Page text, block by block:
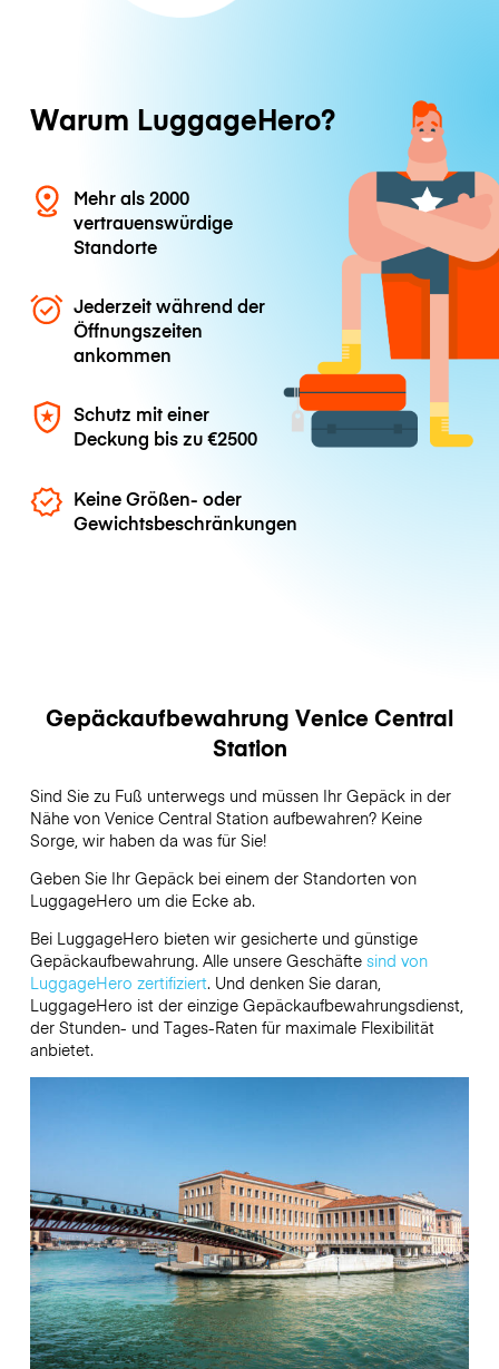
Warum LuggageHero?
Mehr als 2000
vertrauenswürdige
Standorte
Jederzeit während der
Öffnungszeiten
ankommen
Schutz mit einer
Deckung bis zu€2500
Keine Größen- oder
Gewichtsbeschränkungen
Gepäckaufbewahrung Venice Central
Station
Sind Sie zu Fuß unterwegs und müssen Ihr Gepäck in der
Nähe von Venice Central Station aufbewahren? Keine
Sorge, wir haben da was für Sie!
Geben Sie Ihr Gepäck bei einem der Standorten von
LuggageHero um die Ecke ab.
Bei LuggageHero bieten wir gesicherte und günstige
Gepäckaufbewahrung. Alle unsere Geschäfte sind von
LuggageHero zertifiziert. Und denken Sie daran,
LuggageHero ist der einzige Gepäckaufbewahrungsdienst,
der Stunden- und Tages-Raten für maximale Flexibilität
anbietet.